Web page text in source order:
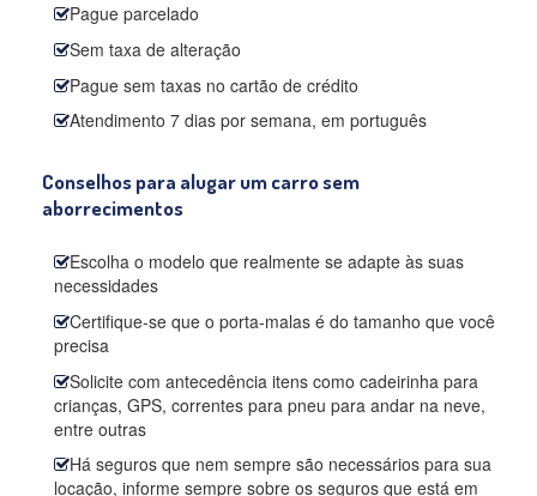
Pague parcelado
Sem taxa de alteração
Pague sem taxas no cartão de crédito
Atendimento 7 dias por semana, em português
Conselhos para alugar um carro sem
aborrecimentos
Escolha o modelo que realmente se adapte às suas
necessidades
Certifique-se que o porta-malas é do tamanho que você
precisa
Solicite com antecedência itens como cadeirinha para
crianças, GPS, correntes para pneu para andar na neve,
entre outras
Há seguros que nem sempre são necessários para sua
locação, informe sempre sobre os seguros que está em